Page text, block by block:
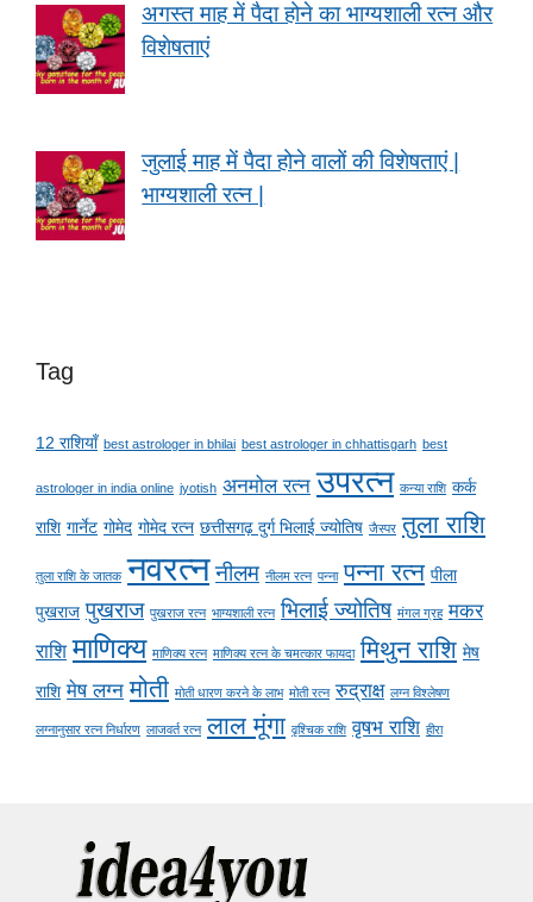
अगस्त माह में पैदा होने का भाग्यशाली रत्न और
विशेषताएं
जुलाई माह में पैदा होने वालों की विशेषताएं |
भाग्यशाली रत्न |
Tag
12 राशियाँ best astrologer in bhilai best astrologer in chhattisgarh best
astrologer in india online jyotish अनमोल रत्न उपरत्न कन्या राशि कर्क
राशि गार्नेट गोमेद गोमेद रत्न छत्तीसगढ़ दुर्ग भिलाई ज्योतिष जैस्पर तुला राशि
तुला राशि के जातक नवरत्न नीलम नीलम रत्न पन्ना पन्ना रत्न पीला
पुखराज पुखराज पुखराज रत्न भाग्यशाली रत्न भिलाई ज्योतिष मंगल ग्रह मकर
राशि माणिक्य माणिक्य रत्न माणिक्य रत्न के चमत्कार फायदा मिथुन राशि मेष
राशि मेष लग्न मोती मोती धारण करने के लाभ मोती रत्न रुद्राक्ष लग्न विश्लेषण
लग्नानुसार रत्न निर्धारण लाजवर्त रत्न लाल मूंगा वृश्चिक राशि वृषभ राशि हीरा